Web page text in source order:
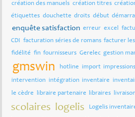
création des manuels création titres
étiquettes douchette droits début
enquête satisfaction erreur excel
CDI facturation séries de romans facturer
fidélité fin fournisseurs Gerelec gestion
gmswin hotline import
intervention intégration inventaire
le cèdre libraire partenaire libraires
scolaires logelis Logelis